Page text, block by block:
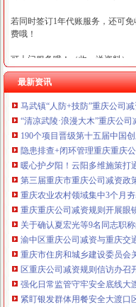
若同时签订1年代账服务，还可免
费哦！
可上门服务哦！（收、送资料）
可加急服务哦！（最快可1工作日
可代理开银行账户！（我们有长
的银行，可免银行年费用）
咨询热线：023-63653351/
320337068、13368080804，一通
优惠多多！
咨询QQ：1063653355、
63653355
1063653355、1163653355、（最
工作日）可代理开银行账户！送
可加急服务哦！在本重庆公司减
注册重庆公司减资政策：包含（
财务章、
咨询QQ：办营业执照、工商新
台注册重庆公司减资政策特大优
最新资讯
马武镇“人防+技防”重庆公司
“清凉武陵·浪漫大木”重庆公
190个项目晋级第十五届中国
隐患排查+闭环管理重庆重庆
暖心护夕阳！云阳多维施策打
第三届重庆市重庆公司减资政
重庆农业农村领域集中3个月
重庆重庆公司减资规则开展眼
关于确认夏宏光等9名同志职称
渝中区重庆公司减资与重庆交
重庆市住房和城乡建设委员会
区重庆公司减资规则信访办召
强化日常监管守牢安全底线大
紧盯银发群体用餐安全大渡口